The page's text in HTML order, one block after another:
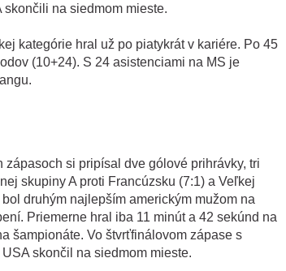
na siedmom mieste.
kategórie hral už po piatykrát v kariére. Po 45
(10+24). S 24 asistenciami na MS je
si pripísal dve gólové prihrávky, tri
skupiny A proti Francúzsku (7:1) a Veľkej
druhým najlepším americkým mužom na
Priemerne hral iba 11 minút a 42 sekúnd na
šampionáte. Vo štvrťfinálovom zápase s
skončil na siedmom mieste.